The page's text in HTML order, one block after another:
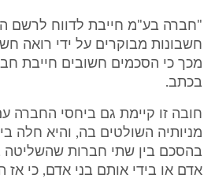
"חברה בע"מ חייבת לדווח לרשם
חשבונות מבוקרים על ידי רואה
מכך כי הסכמים חשובים חייבת
בכתב.
חובה זו קיימת גם ביחסי החברה
מניותיה השולטים בה, והיא חלה
בהסכם בין שתי חברות שהשליטה
אדם או בידי אותם בני אדם, כי